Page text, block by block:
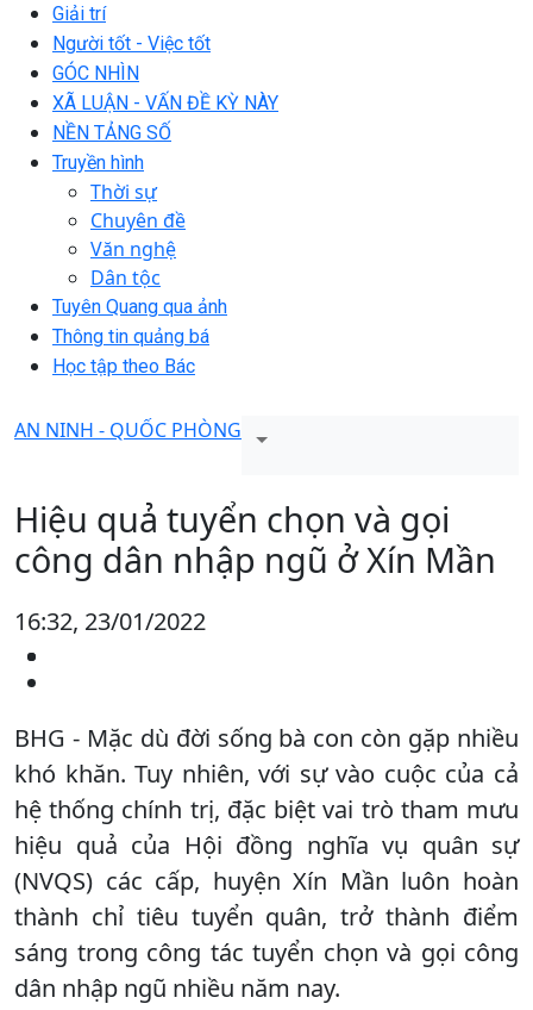
Giải trí
Người tốt - Việc tốt
GÓC NHÌN
XÃ LUẬN - VẤN ĐỀ KỲ NÀY
NỀN TẢNG SỐ
Truyền hình
Thời sự
Chuyên đề
Văn nghệ
Dân tộc
Tuyên Quang qua ảnh
Thông tin quảng bá
Học tập theo Bác
AN NINH - QUỐC PHÒNG
Hiệu quả tuyển chọn và gọi
công dân nhập ngũ ở Xín Mần
16:32, 23/01/2022
BHG - Mặc dù đời sống bà con còn gặp nhiều
khó khăn. Tuy nhiên, với sự vào cuộc của cả
hệ thống chính trị, đặc biệt vai trò tham mưu
hiệu quả của Hội đồng nghĩa vụ quân sự
(NVQS) các cấp, huyện Xín Mần luôn hoàn
thành chỉ tiêu tuyển quân, trở thành điểm
sáng trong công tác tuyển chọn và gọi công
dân nhập ngũ nhiều năm nay.